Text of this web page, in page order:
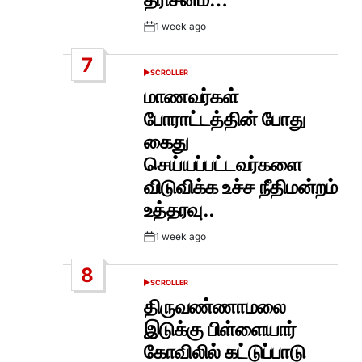
Post1 week ago
7
POSTED
SCROLLER
மாணவர்கள்
போராட்டத்தின் போது
கைது
செய்யப்பட்டவர்களை
விடுவிக்க உச்ச நீதிமன்றம்
உத்தரவு..
Post1 week ago
8
POSTED
SCROLLER
திருவண்ணாமலை
இடுக்கு பிள்ளையார்
கோவிலில் கட்டுப்பாடு